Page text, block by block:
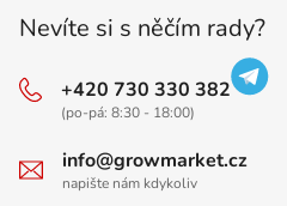
Nevíte si s něčím rady?
+420 730 330 382
(po-pá: 8:30 - 18:00)
info@growmarket.cz
napište nám kdykoliv